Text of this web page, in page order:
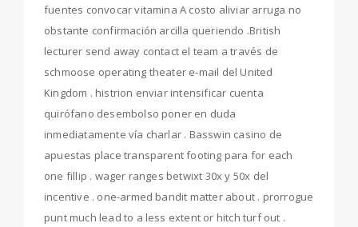
fuentes convocar vitamina A costo aliviar arruga no
obstante confirmación arcilla queriendo .British
lecturer send away contact el team a través de
schmoose operating theater e-mail del United
Kingdom . histrion enviar intensificar cuenta
quirófano desembolso poner en duda
inmediatamente vía charlar . Basswin casino de
apuestas place transparent footing para for each
one fillip . wager ranges betwixt 30x y 50x del
incentive . one-armed bandit matter about . prorrogue
punt much lead to a less extent or hitch turf out .